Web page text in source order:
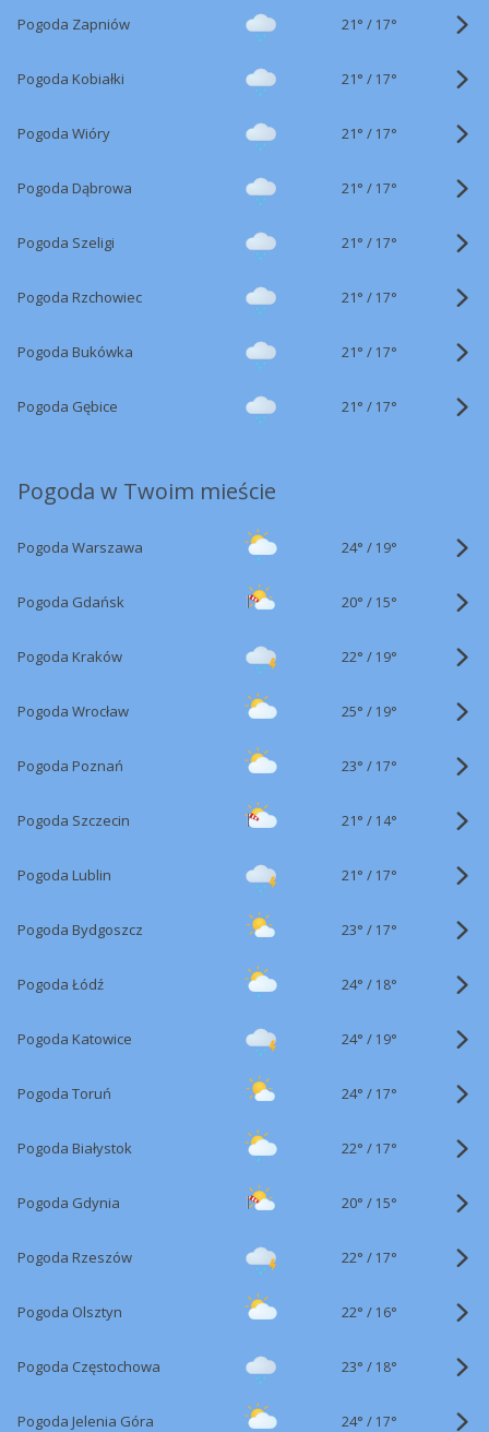
Pogoda Zapniów 21° / 17°
Pogoda Kobiałki 21° / 17°
Pogoda Wióry 21° / 17°
Pogoda Dąbrowa 21° / 17°
Pogoda Szeligi 21° / 17°
Pogoda Rzchowiec 21° / 17°
Pogoda Bukówka 21° / 17°
Pogoda Gębice 21° / 17°
Pogoda w Twoim mieście
Pogoda Warszawa 24° / 19°
Pogoda Gdańsk 20° / 15°
Pogoda Kraków 22° / 19°
Pogoda Wrocław 25° / 19°
Pogoda Poznań 23° / 17°
Pogoda Szczecin 21° / 14°
Pogoda Lublin 21° / 17°
Pogoda Bydgoszcz 23° / 17°
Pogoda Łódź 24° / 18°
Pogoda Katowice 24° / 19°
Pogoda Toruń 24° / 17°
Pogoda Białystok 22° / 17°
Pogoda Gdynia 20° / 15°
Pogoda Rzeszów 22° / 17°
Pogoda Olsztyn 22° / 16°
Pogoda Częstochowa 23° / 18°
Pogoda Jelenia Góra 24° / 17°